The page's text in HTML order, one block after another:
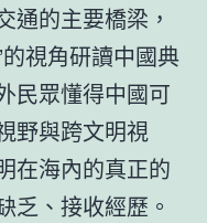
通的主要橋梁，
視角研讀中國典
民眾懂得中國可
野與跨文明視
在海內的真正的
乏、接收經歷。